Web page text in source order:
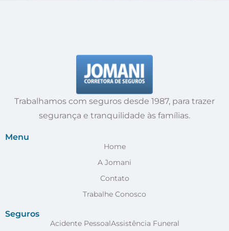
Trabalhamos com seguros desde 1987, para trazer
segurança e tranquilidade às famílias.
Menu
Home
A Jomani
Contato
Trabalhe Conosco
Seguros
Acidente PessoalAssistência Funeral